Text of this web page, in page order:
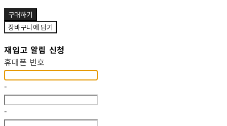
구매하기
장바구니에 담기
재입고 알림 신청
휴대폰 번호
-
-